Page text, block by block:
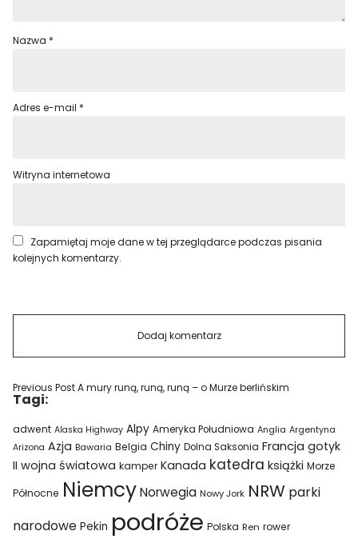
Nazwa *
Adres e-mail *
Witryna internetowa
Zapamiętaj moje dane w tej przeglądarce podczas pisania
kolejnych komentarzy.
Previous PostA mury runą, runą, runą – o Murze berlińskim
Tagi:
adwent Alaska Highway Alpy Ameryka Południowa Anglia Argentyna
Arizona Azja Bawaria Belgia Chiny Dolna Saksonia Francja gotyk
II wojna światowa kamper Kanada katedra książki Morze
Północne Niemcy Norwegia Nowy Jork NRW parki
narodowe Pekin podróże Polska Ren rower